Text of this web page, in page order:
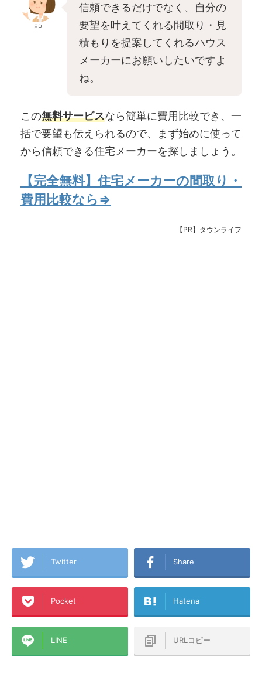
FP
信頼できるだけでなく、自分の
要望を叶えてくれる間取り・見
積もりを提案してくれるハウス
メーカーにお願いしたいですよ
ね。
この無料サービスなら簡単に費用比較でき、一
括で要望も伝えられるので、まず始めに使って
から信頼できる住宅メーカーを探しましょう。
【完全無料】住宅メーカーの間取り・
費用比較なら⇒
【PR】タウンライフ
Twitter Share
Pocket Hatena
LINE URLコピー